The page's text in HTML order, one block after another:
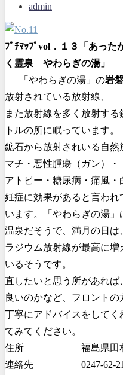
admin
ﾌﾟﾁﾏｯﾌﾟvol．１３「あっ
く霊泉 やわらぎの湯」
「やわらぎの湯」の岩
放射されている放射線、
また放射線を多く放射す
トルの所に眠っています。
鉱石から放射されいる自
マチ・悪性腫瘍（ガン）・
アトピー・糖尿病・痛風
妊症に効果があると言われ
います。「やわらぎの湯
温泉だそうで、満月の日は
ラジウム放射線が最高に
いるそうです。
直したいと思う所があれ
良いのかなど、フロントの
丁寧にアドバイスをして
てみてください。
住所 福島県田村郡
連絡先 0247-62-